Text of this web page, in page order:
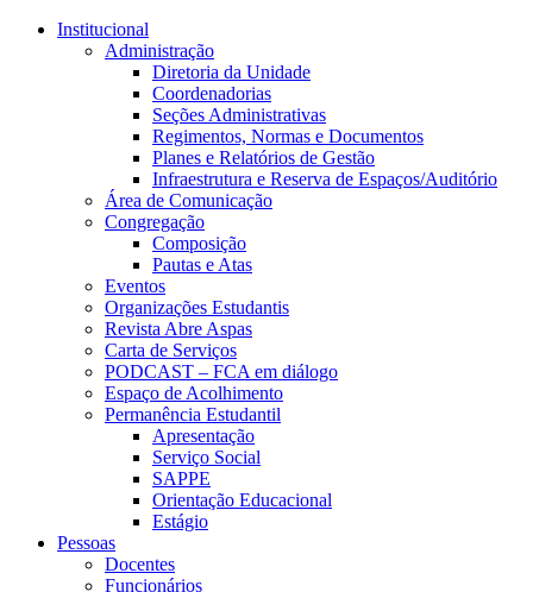
Conteúdo principal
Institucional
Administração
Diretoria da Unidade
Coordenadorias
Seções Administrativas
Regimentos, Normas e Documentos
Planes e Relatórios de Gestão
Infraestrutura e Reserva de Espaços/Auditório
Área de Comunicação
Congregação
Composição
Pautas e Atas
Eventos
Organizações Estudantis
Revista Abre Aspas
Carta de Serviços
PODCAST – FCA em diálogo
Espaço de Acolhimento
Permanência Estudantil
Apresentação
Serviço Social
SAPPE
Orientação Educacional
Estágio
Pessoas
Docentes
Funcionários